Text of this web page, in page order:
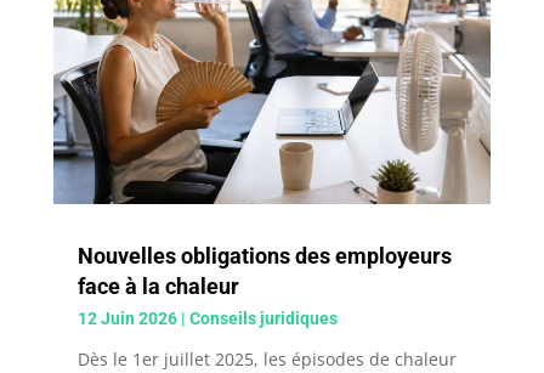
Nouvelles obligations des employeurs
face à la chaleur
12 Juin 2026| Conseils juridiques
Dès le 1er juillet 2025, les épisodes de chaleur